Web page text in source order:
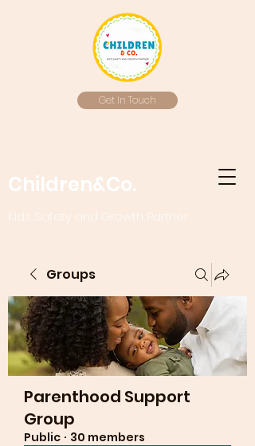
Get In Touch
Children&Co.
Kids Safety and Growth Partner
Groups
Parenthood Support
Group
Public · 30 members